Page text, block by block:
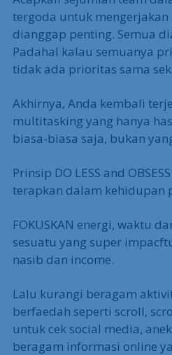
tergoda untuk mengerjakan
dianggap penting. Semua
Padahal kalau semuanya
tidak ada prioritas sama
Akhirnya, Anda kembali
multitasking yang hanya
biasa-biasa saja, bukan
Prinsip DO LESS and
terapkan dalam kehidupan
FOKUSKAN energi, waktu
sesuatu yang super
nasib dan income.
Lalu kurangi beragam
berfaedah seperti scroll,
untuk cek social media,
beragam informasi online